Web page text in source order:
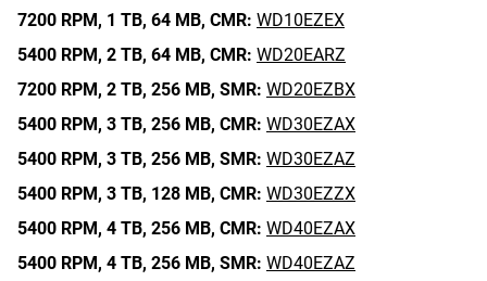
7200 RPM, 1 TB, 64 MB, CMR: WD10EZEX
5400 RPM, 2 TB, 64 MB, CMR: WD20EARZ
7200 RPM, 2 TB, 256 MB, SMR: WD20EZBX
5400 RPM, 3 TB, 256 MB, CMR: WD30EZAX
5400 RPM, 3 TB, 256 MB, SMR: WD30EZAZ
5400 RPM, 3 TB, 128 MB, CMR: WD30EZZX
5400 RPM, 4 TB, 256 MB, CMR: WD40EZAX
5400 RPM, 4 TB, 256 MB, SMR: WD40EZAZ